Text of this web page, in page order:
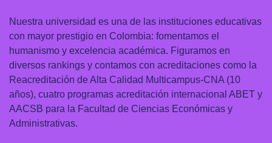
Nuestra universidad es una de las instituciones educativas
con mayor prestigio en Colombia: fomentamos el
humanismo y excelencia académica. Figuramos en
diversos rankings y contamos con acreditaciones como la
Reacreditación de Alta Calidad Multicampus-CNA (10
años), cuatro programas acreditación internacional ABET y
AACSB para la Facultad de Ciencias Económicas y
Administrativas.